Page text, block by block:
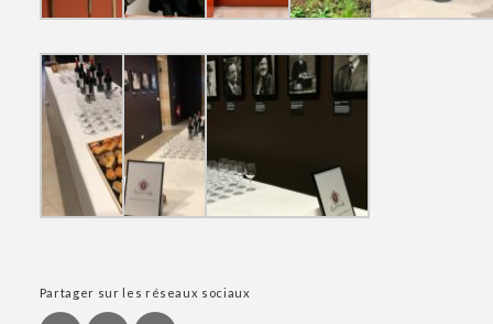
Partager sur les réseaux sociaux